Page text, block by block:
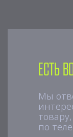
Есть
Мы
по